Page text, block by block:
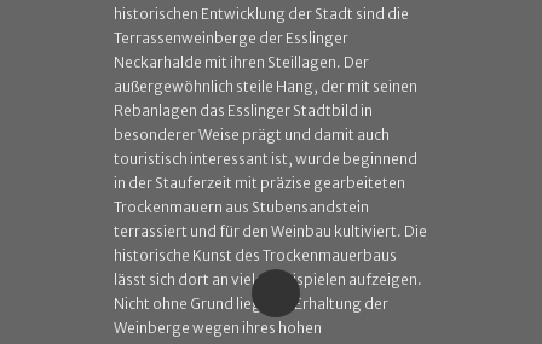
historischen Entwicklung der Stadt sind die
Terrassenweinberge der Esslinger
Neckarhalde mit ihren Steillagen. Der
außergewöhnlich steile Hang, der mit seinen
Rebanlagen das Esslinger Stadtbild in
besonderer Weise prägt und damit auch
touristisch interessant ist, wurde beginnend
in der Stauferzeit mit präzise gearbeiteten
Trockenmauern aus Stubensandstein
terrassiert und für den Weinbau kultiviert. Die
historische Kunst des Trockenmauerbaus
lässt sich dort an vielen Beispielen aufzeigen.
Nicht ohne Grund liegt die Erhaltung der
Weinberge wegen ihres hohen